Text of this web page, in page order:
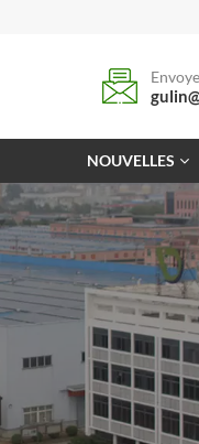
NOUVELLES